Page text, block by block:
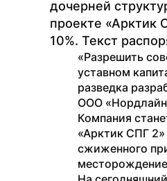
дочерней
проекте «Арктик
10%. Текст
«Разрешить
уставном
разведка
ООО
Компания
«Арктик СПГ
сжиженного